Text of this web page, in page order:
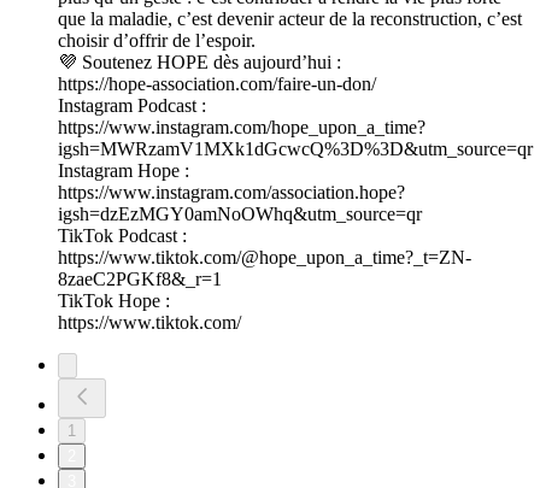
que la maladie, c’est devenir acteur de la reconstruction, c’est
choisir d’offrir de l’espoir.
💜 Soutenez HOPE dès aujourd’hui :
https://hope-association.com/faire-un-don/
Instagram Podcast :
https://www.instagram.com/hope_upon_a_time?
igsh=MWRzamV1MXk1dGcwcQ%3D%3D&utm_source=qr
Instagram Hope :
https://www.instagram.com/association.hope?
igsh=dzEzMGY0amNoOWhq&utm_source=qr
TikTok Podcast :
https://www.tiktok.com/@hope_upon_a_time?_t=ZN-
8zaeC2PGKf8&_r=1
TikTok Hope :
https://www.tiktok.com/
1